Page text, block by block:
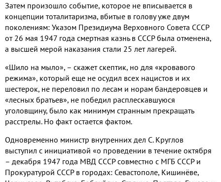
Затем произошло событие, которое не вписывается в
концепции тоталитаризма, вбитые в голову уже двум
поколениям: Указом Президиума Верховного Совета СССР
от 26 мая 1947 года смертная казнь в СССР была отменена,
а высшей мерой наказания стали 25 лет лагерей.
«Шило на мыло», – скажет скептик, но для «кровавого
режима», который еще не осудил всех нацистов и их
шестерок, не переловил по лесам и норам бандеровцев и
«лесных братьев», не победил расплескавшуюся
уголовщину, было как минимум странным прекращать
расстрелы. Но факт остается фактом.
Одновременно министр внутренних дел С. Круглов
выступил с инициативой «о проведении в течение октября
– декабря 1947 года МВД СССР совместно с МГБ СССР и
Прокуратурой СССР в городах: Севастополе, Кишинёве,